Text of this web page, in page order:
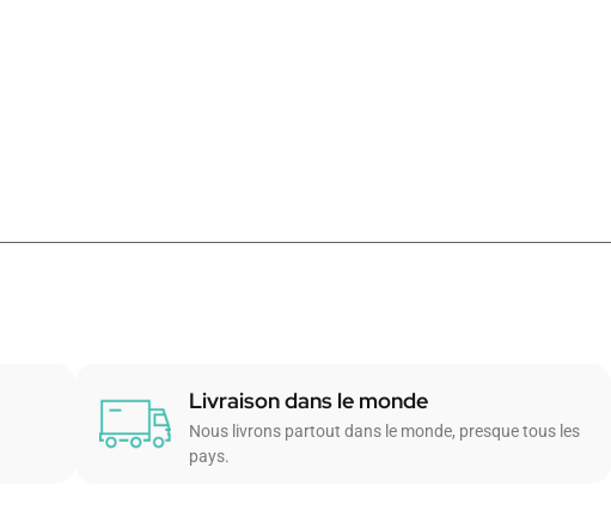
Livraison dans le monde
Nous livrons partout dans le monde, presque tous les
pays.